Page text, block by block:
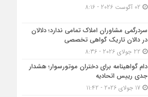
سردرگمی مشاوران املاک تمامی ندارد؛ دلالان
در دالان تاریک گواهی تخصصی
دام گواهینامه برای دختران موتورسوار؛ هشدار
جدی رییس اتحادیه